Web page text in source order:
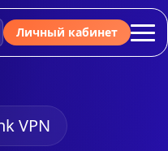
Личный кабинет
VPN